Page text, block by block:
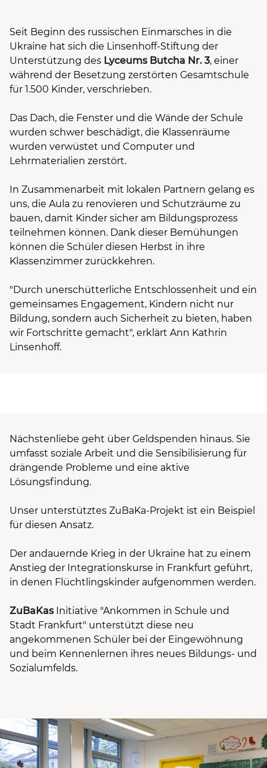
Seit Beginn des russischen Einmarsches in die
Ukraine hat sich die Linsenhoff-Stiftung der
Unterstützung des Lyceums Butcha Nr. 3, einer
während der Besetzung zerstörten Gesamtschule
für 1.500 Kinder, verschrieben.
Das Dach, die Fenster und die Wände der Schule
wurden schwer beschädigt, die Klassenräume
wurden verwüstet und Computer und
Lehrmaterialien zerstört.
In Zusammenarbeit mit lokalen Partnern gelang es
uns, die Aula zu renovieren und Schutzräume zu
bauen, damit Kinder sicher am Bildungsprozess
teilnehmen können. Dank dieser Bemühungen
können die Schüler diesen Herbst in ihre
Klassenzimmer zurückkehren.
"Durch unerschütterliche Entschlossenheit und ein
gemeinsames Engagement, Kindern nicht nur
Bildung, sondern auch Sicherheit zu bieten, haben
wir Fortschritte gemacht", erklärt Ann Kathrin
Linsenhoff.
Nächstenliebe geht über Geldspenden hinaus. Sie
umfasst soziale Arbeit und die Sensibilisierung für
drängende Probleme und eine aktive
Lösungsfindung.
Unser unterstütztes ZuBaKa-Projekt ist ein Beispiel
für diesen Ansatz.
Der andauernde Krieg in der Ukraine hat zu einem
Anstieg der Integrationskurse in Frankfurt geführt,
in denen Flüchtlingskinder aufgenommen werden.
ZuBaKasInitiative "Ankommen in Schule und
Stadt Frankfurt" unterstützt diese neu
angekommenen Schüler bei der Eingewöhnung
und beim Kennenlernen ihres neues Bildungs- und
Sozialumfelds.